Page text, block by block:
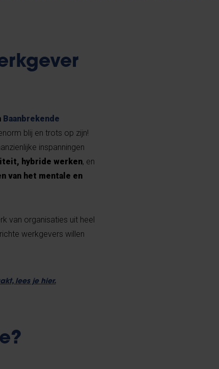
Baanbrekende
blij en trots op zijn!
inspanningen
hybride werken, en
van het mentale en
van organisaties uit heel
werkgevers willen
lees je hier.